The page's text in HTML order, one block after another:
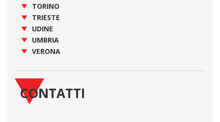
TORINO
TRIESTE
UDINE
UMBRIA
VERONA
CONTATTI